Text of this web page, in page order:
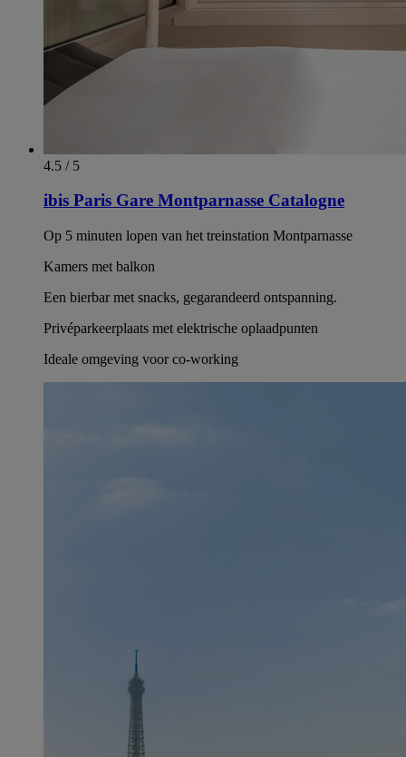
4.5 / 5
ibis Paris Gare Montparnasse Catalogne
Op 5 minuten lopen van het treinstation Montparnasse
Kamers met balkon
Een bierbar met snacks, gegarandeerd ontspanning.
Privéparkeerplaats met elektrische oplaadpunten
Ideale omgeving voor co-working